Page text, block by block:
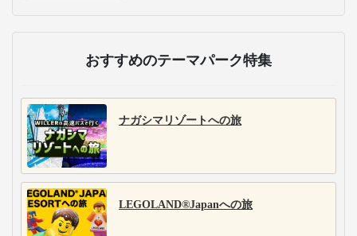
おすすめのテーマパーク特集
ナガシマリゾートへの旅
LEGOLAND®Japanへの旅